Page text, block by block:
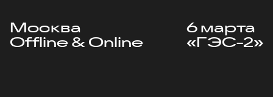
Москва
Offline & Online
6 марта
«ГЭС-2»